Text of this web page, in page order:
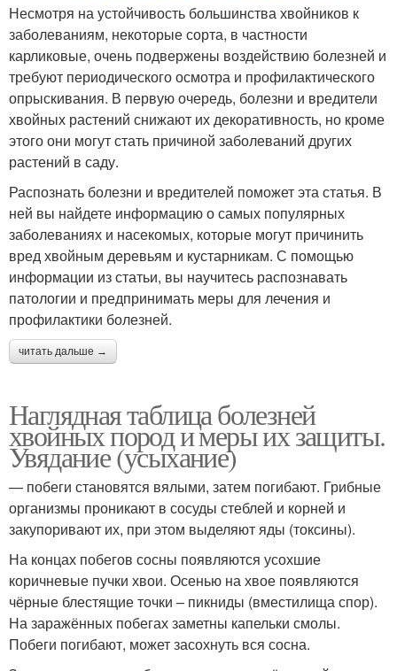
Несмотря на устойчивость большинства хвойников к
заболеваниям, некоторые сорта, в частности
карликовые, очень подвержены воздействию болезней и
требуют периодического осмотра и профилактического
опрыскивания. В первую очередь, болезни и вредители
хвойных растений снижают их декоративность, но кроме
этого они могут стать причиной заболеваний других
растений в саду.
Распознать болезни и вредителей поможет эта статья. В
ней вы найдете информацию о самых популярных
заболеваниях и насекомых, которые могут причинить
вред хвойным деревьям и кустарникам. С помощью
информации из статьи, вы научитесь распознавать
патологии и предпринимать меры для лечения и
профилактики болезней.
читать дальше →
Наглядная таблица болезней
хвойных пород и меры их защиты.
Увядание (усыхание)
— побеги становятся вялыми, затем погибают. Грибные
организмы проникают в сосуды стеблей и корней и
закупоривают их, при этом выделяют яды (токсины).
На концах побегов сосны появляются усохшие
коричневые пучки хвои. Осенью на хвое появляются
чёрные блестящие точки – пикниды (вместилища спор).
На заражённых побегах заметны капельки смолы.
Побеги погибают, может засохнуть вся сосна.